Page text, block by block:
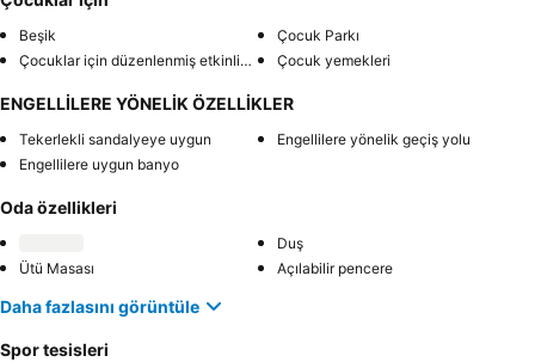
Beşik
Çocuk Parkı
Çocuklar için düzenlenmiş etkinlikler
Çocuk yemekleri
ENGELLİLERE YÖNELİK ÖZELLİKLER
Tekerlekli sandalyeye uygun
Engellilere yönelik geçiş yolu
Engellilere uygun banyo
Oda özellikleri
Duş
Ütü Masası
Açılabilir pencere
Daha fazlasını görüntüle
Spor tesisleri